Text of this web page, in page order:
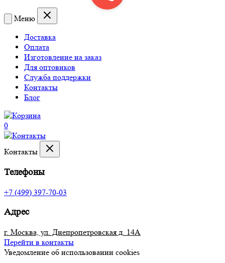
Меню
Доставка
Оплата
Изготовление на заказ
Для оптовиков
Служба поддержки
Контакты
Блог
0
Контакты
Телефоны
+7 (499) 397-70-03
Адрес
г. Москва, ул. Днепропетровская д. 14А
Перейти в контакты
Уведомление об использовании cookies